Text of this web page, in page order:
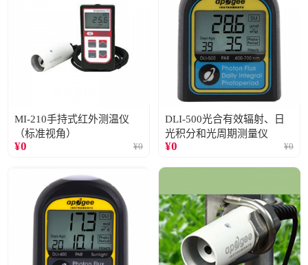
MI-210手持式红外测温仪
（标准视角）
¥0 ¥0
DLI-500光合有效辐射、日
光积分和光周期测量仪
¥0 ¥0